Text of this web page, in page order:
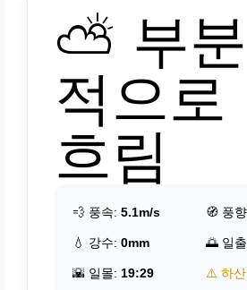
⛅ 부분
적으로
흐림
💨 풍속: 5.1m/s 🧭 풍
💧 강수: 0mm 🌅 일
🌇 일몰: 19:29 ⚠️ 하산